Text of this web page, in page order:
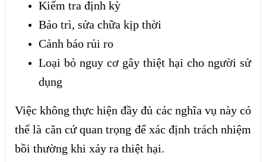
Kiểm tra định kỳ
Bảo trì, sửa chữa kịp thời
Cảnh báo rủi ro
Loại bỏ nguy cơ gây thiệt hại cho người sử
dụng
Việc không thực hiện đầy đủ các nghĩa vụ này có
thể là căn cứ quan trọng để xác định trách nhiệm
bồi thường khi xảy ra thiệt hại.